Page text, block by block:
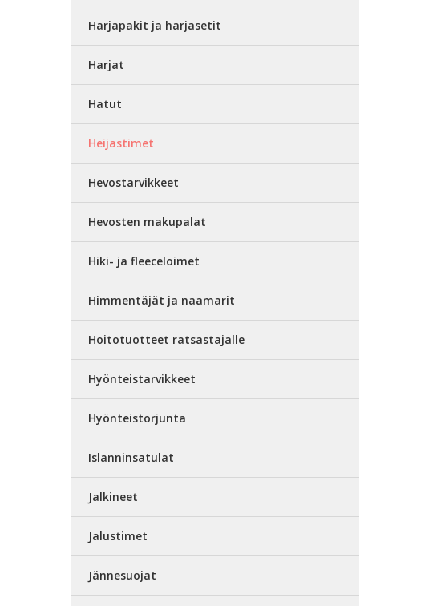
Harjapakit ja harjasetit
Harjat
Hatut
Heijastimet
Hevostarvikkeet
Hevosten makupalat
Hiki- ja fleeceloimet
Himmentäjät ja naamarit
Hoitotuotteet ratsastajalle
Hyönteistarvikkeet
Hyönteistorjunta
Islanninsatulat
Jalkineet
Jalustimet
Jännesuojat